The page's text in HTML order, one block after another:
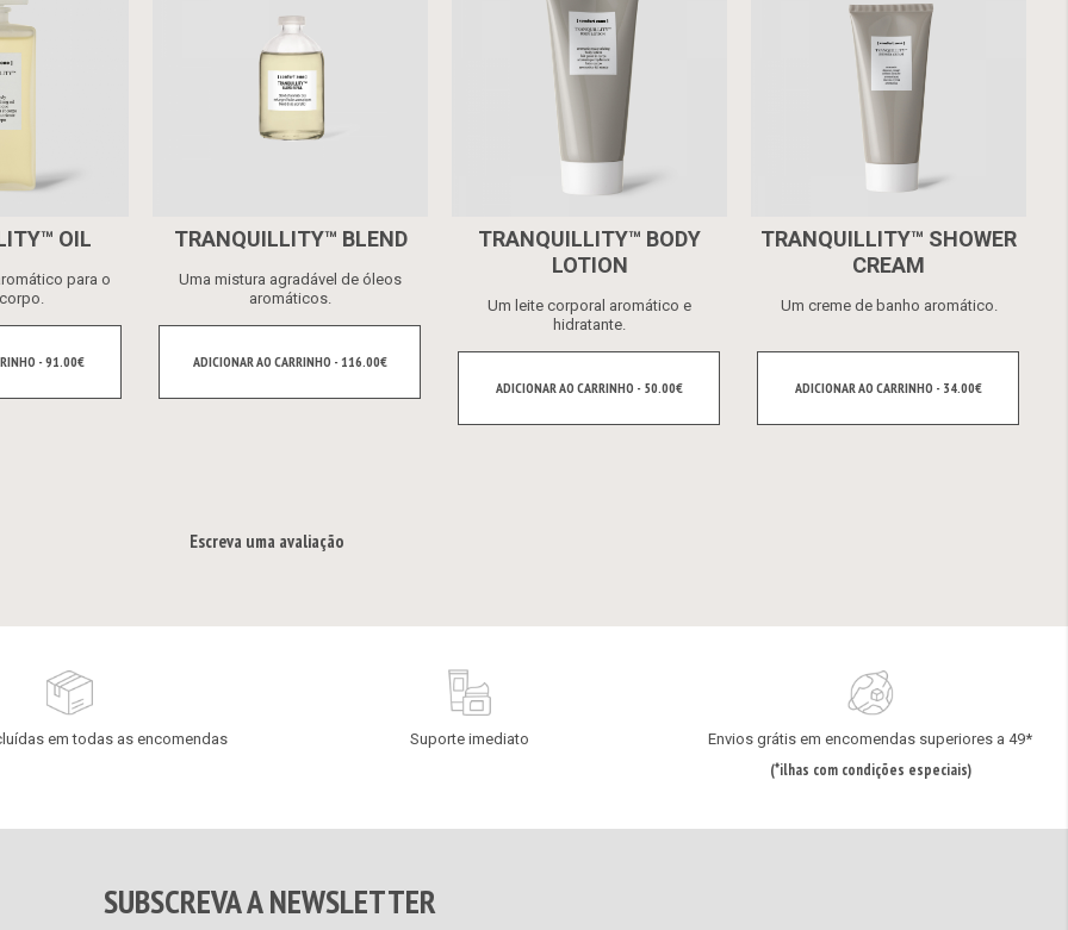
OIL
para o
- 91.00€
TRANQUILLITY™ BLEND
Uma mistura agradável de óleos
aromáticos.
ADICIONAR AO CARRINHO - 116.00€
TRANQUILLITY™ BODY
LOTION
Um leite corporal aromático e
hidratante.
ADICIONAR AO CARRINHO - 50.00€
TRANQUILLITY™ SHOWER
CREAM
Um creme de banho aromático.
ADICIONAR AO CARRINHO - 34.00€
Escreva uma avaliação
em todas as encomendas Suporte imediato Envios grátis em encomendas superiores a 49*
(*ilhas com condições especiais)
SUBSCREVA A NEWSLETTER